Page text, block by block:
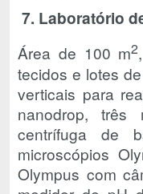
7. Laboratório
Área de 100 m2
tecidos e lotes
verticais para
nanodrop, três
centrífuga de
microscópios
Olympus com